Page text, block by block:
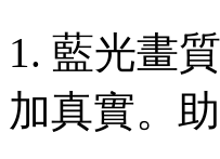
1. 藍光畫
加真實。